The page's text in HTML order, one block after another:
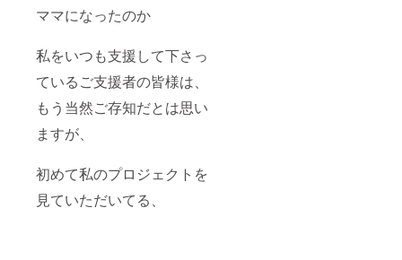
ママになったのか
私をいつも支援して下さっ
ているご支援者の皆様は、
もう当然ご存知だとは思い
ますが、
初めて私のプロジェクトを
見ていただいてる、